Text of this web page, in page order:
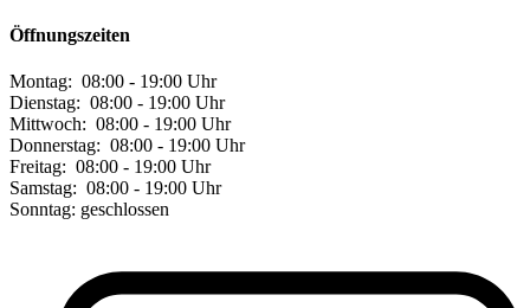
Öffnungszeiten
Montag: 08:00 - 19:00 Uhr
Dienstag: 08:00 - 19:00 Uhr
Mittwoch: 08:00 - 19:00 Uhr
Donnerstag: 08:00 - 19:00 Uhr
Freitag: 08:00 - 19:00 Uhr
Samstag: 08:00 - 19:00 Uhr
Sonntag: geschlossen